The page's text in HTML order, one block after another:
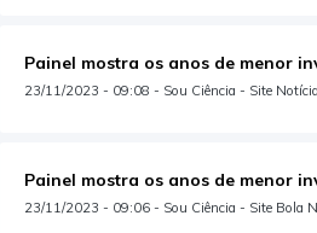
Painel mostra os anos de menor
23/11/2023 - 09:08 - Sou Ciência - Site
Painel mostra os anos de menor
23/11/2023 - 09:06 - Sou Ciência - Site Bola